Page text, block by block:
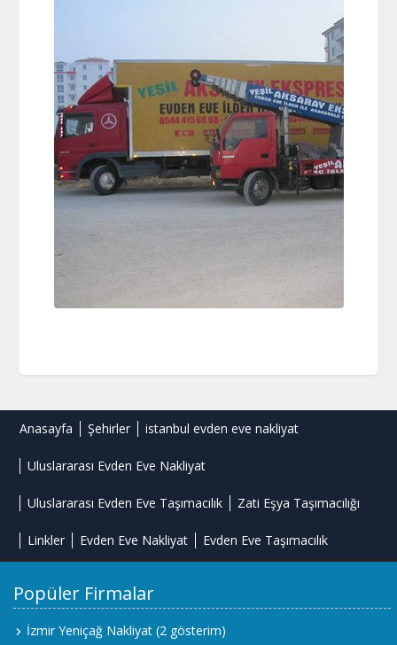
Anasayfa Şehirler istanbul evden eve nakliyat
Uluslararası Evden Eve Nakliyat
Uluslararası Evden Eve Taşımacılık Zati Eşya Taşımacılığı
Linkler Evden Eve Nakliyat Evden Eve Taşımacılık
Popüler Firmalar
İzmir Yeniçağ Nakliyat (2 gösterim)